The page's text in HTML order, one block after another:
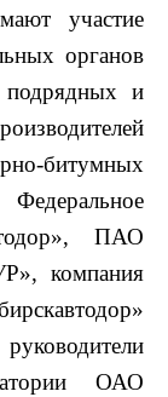
участие
органов
подрядных и
битумных
ПАО
компания
ОАО